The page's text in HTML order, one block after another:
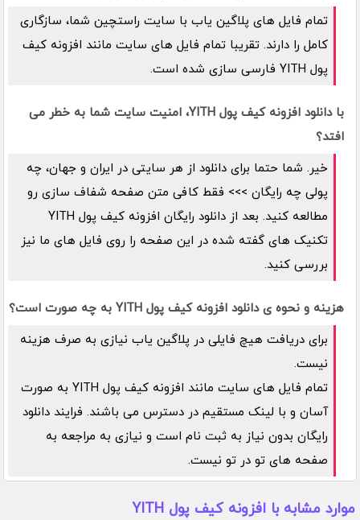
تمام فایل های پلاگین یاب با سایت راستچین شما، سازگاری
کامل را دارند. تقریبا تمام فایل های سایت مانند افزونه کیف
پول YITH فارسی سازی شده است.
با دانلود افزونه کیف پول YITH، امنیت سایت شما به خطر می
افتد؟
خیر. شما حتما برای دانلود از هر سایتی در ایران و جهان، چه
پولی چه رایگان >>> فقط کافی متن صفحه شفاف سازی رو
مطالعه کنید. بعد از دانلود رایگان افزونه کیف پول YITH
تکنیک های گفته شده در این صفحه را روی فایل های ما نیز
بررسی کنید.
هزینه و نحوه ی دانلود افزونه کیف پول YITH به چه صورت است؟
برای دریافت هیچ فایلی در پلاگین یاب نیازی به صرف هزینه
نیست.
تمام فایل های سایت مانند افزونه کیف پول YITH به صورت
آسان و با لینک مستقیم در دسترس می باشند. فرایند دانلود
رایگان بدون نیاز به ثبت نام است و نیازی به مراجعه به
صفحه های تو در تو نیست.
موارد مشابه با افزونه کیف پول YITH